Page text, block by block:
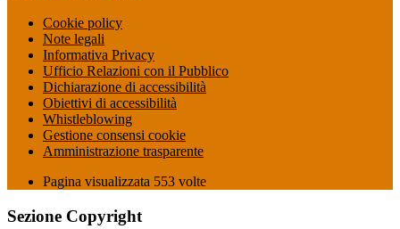
Cookie policy
Note legali
Informativa Privacy
Ufficio Relazioni con il Pubblico
Dichiarazione di accessibilità
Obiettivi di accessibilità
Whistleblowing
Gestione consensi cookie
Amministrazione trasparente
Pagina visualizzata 553 volte
Sezione Copyright